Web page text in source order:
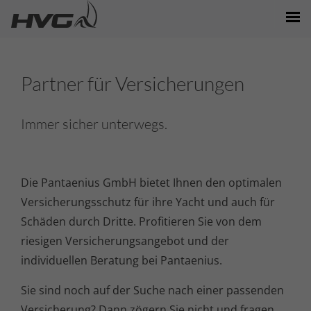
NEWS/EVENTS
STANDORTE
Partner für Versicherungen
Immer sicher unterwegs.
Die Pantaenius GmbH bietet Ihnen den optimalen
Versicherungsschutz für ihre Yacht und auch für
Schäden durch Dritte. Profitieren Sie von dem
riesigen Versicherungsangebot und der
individuellen Beratung bei Pantaenius.
Sie sind noch auf der Suche nach einer passenden